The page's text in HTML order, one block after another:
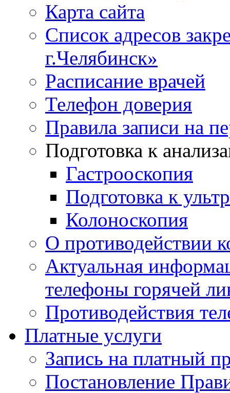
Карта сайта
Список адресов
г.Челябинск»
Расписание врачей
Телефон доверия
Правила записи на
Подготовка к
Гастрооскопия
Подготовка к
Колоноскопия
О противодействии
Актуальная
телефоны горячей
Противодействия
Платные услуги
Запись на платный
Постановление